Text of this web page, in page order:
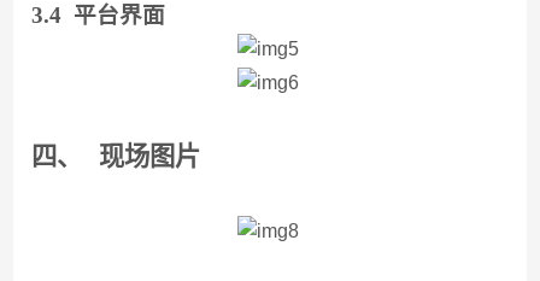
3.4 平台界面
四、 现场图片